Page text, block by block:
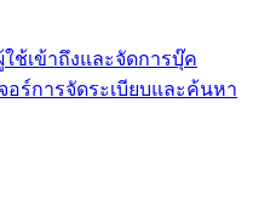
ใช้เข้าถึงและจัดการบุ๊ค
ร์การจัดระเบียบและค้นหา